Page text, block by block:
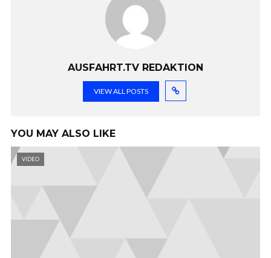
AUSFAHRT.TV REDAKTION
VIEW ALL POSTS
YOU MAY ALSO LIKE
VIDEO